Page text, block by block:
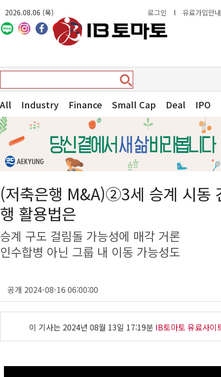
2026.08.06 (목) 로그인 I 유료가입안내
All Industry Finance Small Cap Deal IPO
(저축은행 M&A)②3세 승계 시동
행 활용법은
승계 구도 걸림돌 가능성에 매각 거론
인수합병 아닌 그룹 내 이동 가능성도
공개 2024-08-16 06:00:00
이 기사는 2024년 08월 13일 17:19분 IB토마토 유료사이